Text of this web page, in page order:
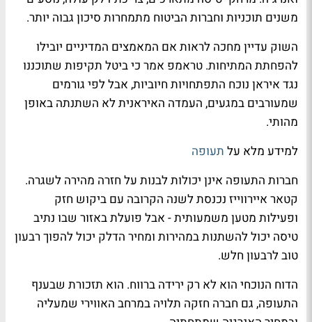
משנים תוכניות וחברות הביטוח מתמחרות סיכון גבוה יותר.
השוק עדיין מחכה לראות אם המאמצים המדיניים יובילו
להפחתת המתיחות. טראמפ אמר כי ביטל תקיפות שתוכננו
נגד איראן נוכח התפתחויות חיוביות, אבל לפי גורמים
שמעורבים במגעים, העמדה האיראנית לא השתנתה באופן
מהותי.
למידע מלא על תעופה
חברות התעופה אינן יכולות לבנות על חזרה מהירה לשגרה.
קטאר איירווייז נכנסת לשנה הקרובה עם ביקוש חזק
ופעילות מטען משמעותית - אבל פועלת באזור שבו נתיב
טיסה יכול להשתנות במהירות ומחיר הדלק יכול להפוך רבעון
טוב לרבעון חלש.
הדוח הנוכחי הוא לא רק ירידה ברווח. הוא תזכורת שבענף
התעופה, גם חברה חזקה תלויה במרחב האווירי שמעליה